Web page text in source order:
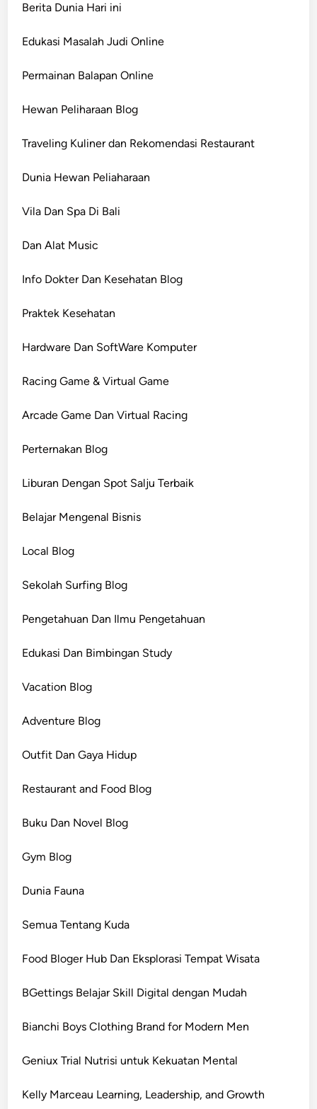
Berita Dunia Hari ini
Edukasi Masalah Judi Online
Permainan Balapan Online
Hewan Peliharaan Blog
Traveling Kuliner dan Rekomendasi Restaurant
Dunia Hewan Peliaharaan
Vila Dan Spa Di Bali
Dan Alat Music
Info Dokter Dan Kesehatan Blog
Praktek Kesehatan
Hardware Dan SoftWare Komputer
Racing Game & Virtual Game
Arcade Game Dan Virtual Racing
Perternakan Blog
Liburan Dengan Spot Salju Terbaik
Belajar Mengenal Bisnis
Local Blog
Sekolah Surfing Blog
Pengetahuan Dan Ilmu Pengetahuan
Edukasi Dan Bimbingan Study
Vacation Blog
Adventure Blog
Outfit Dan Gaya Hidup
Restaurant and Food Blog
Buku Dan Novel Blog
Gym Blog
Dunia Fauna
Semua Tentang Kuda
Food Bloger Hub Dan Eksplorasi Tempat Wisata
BGettings Belajar Skill Digital dengan Mudah
Bianchi Boys Clothing Brand for Modern Men
Geniux Trial Nutrisi untuk Kekuatan Mental
Kelly Marceau Learning, Leadership, and Growth